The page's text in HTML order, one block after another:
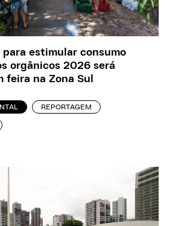
para estimular consumo
orgânicos 2026 será
feira na Zona Sul
REPORTAGEM